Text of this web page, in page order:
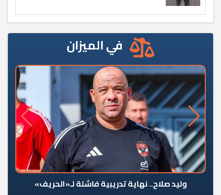
في الميزان
وليد صلاح.. نهاية تدريبية فاشلة لـ«الحريف»